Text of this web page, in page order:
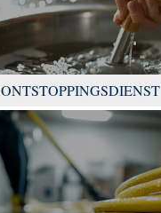
ONTSTOPPINGSDIENST